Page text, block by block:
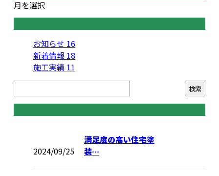
月を選択
お知らせ 16
新着情報 18
施工実績 11
2024/09/25
満足度の高い住宅塗
装…